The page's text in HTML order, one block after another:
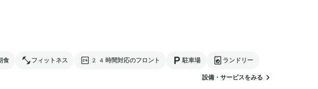
食 フィットネス 24時間対応のフロント 駐車場 ランドリー
設備・サービスをみる